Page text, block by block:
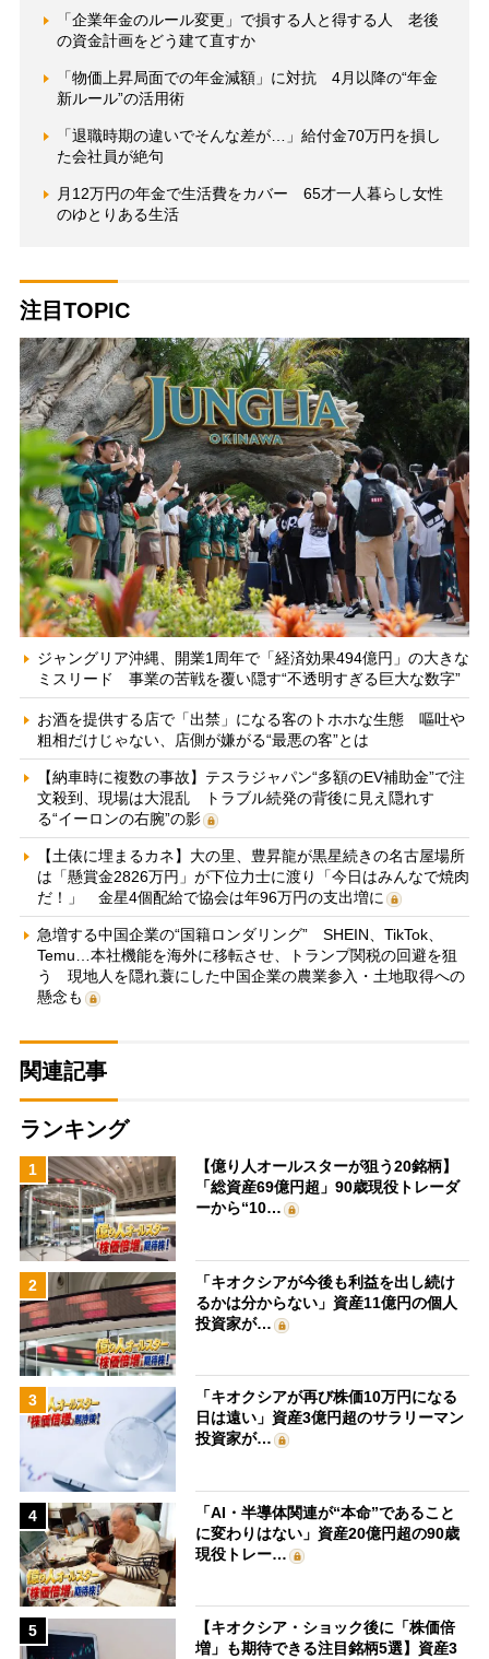
「企業年金のルール変更」で損する人と得する人 老後
の資金計画をどう建て直すか
「物価上昇局面での年金減額」に対抗 4月以降の“年金
新ルール”の活用術
「退職時期の違いでそんな差が…」給付金70万円を損し
た会社員が絶句
月12万円の年金で生活費をカバー 65才一人暮らし女性
のゆとりある生活
注目TOPIC
ジャングリア沖縄、開業1周年で「経済効果494億円」の大きな
ミスリード 事業の苦戦を覆い隠す“不透明すぎる巨大な数字”
お酒を提供する店で「出禁」になる客のトホホな生態 嘔吐や
粗相だけじゃない、店側が嫌がる“最悪の客”とは
【納車時に複数の事故】テスラジャパン“多額のEV補助金”で注
文殺到、現場は大混乱 トラブル続発の背後に見え隠れす
る“イーロンの右腕”の影
【土俵に埋まるカネ】大の里、豊昇龍が黒星続きの名古屋場所
は「懸賞金2826万円」が下位力士に渡り「今日はみんなで焼肉
だ！」 金星4個配給で協会は年96万円の支出増に
急増する中国企業の“国籍ロンダリング” SHEIN、TikTok、
Temu…本社機能を海外に移転させ、トランプ関税の回避を狙
う 現地人を隠れ蓑にした中国企業の農業参入・土地取得への
懸念も
関連記事
ランキング
1
【億り人オールスターが狙う20銘柄】
「総資産69億円超」90歳現役トレーダ
ーから“10…
2
「キオクシアが今後も利益を出し続け
るかは分からない」資産11億円の個人
投資家が…
3
「キオクシアが再び株価10万円になる
日は遠い」資産3億円超のサラリーマン
投資家が…
4
「AI・半導体関連が“本命”であること
に変わりはない」資産20億円超の90歳
現役トレー…
5
【キオクシア・ショック後に「株価倍
増」も期待できる注目銘柄5選】資産3